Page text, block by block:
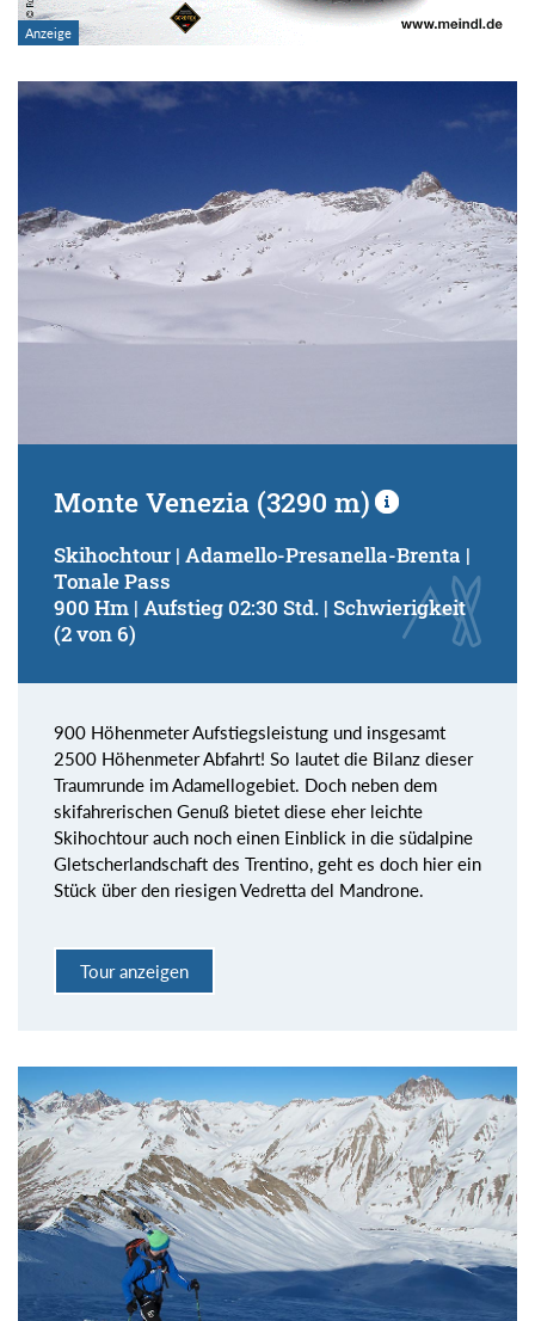
Monte Venezia (3290 m)
Skihochtour | Adamello-Presanella-Brenta |
Tonale Pass
900 Hm | Aufstieg 02:30 Std. | Schwierigkeit
(2 von 6)
900 Höhenmeter Aufstiegsleistung und insgesamt
2500 Höhenmeter Abfahrt! So lautet die Bilanz dieser
Traumrunde im Adamellogebiet. Doch neben dem
skifahrerischen Genuß bietet diese eher leichte
Skihochtour auch noch einen Einblick in die südalpine
Gletscherlandschaft des Trentino, geht es doch hier ein
Stück über den riesigen Vedretta del Mandrone.
Tour anzeigen